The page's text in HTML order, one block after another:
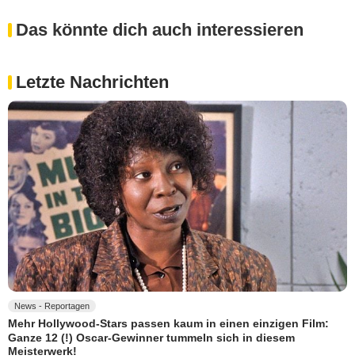
Das könnte dich auch interessieren
Letzte Nachrichten
News - Reportagen
Mehr Hollywood-Stars passen kaum in einen einzigen Film:
Ganze 12 (!) Oscar-Gewinner tummeln sich in diesem
Meisterwerk!